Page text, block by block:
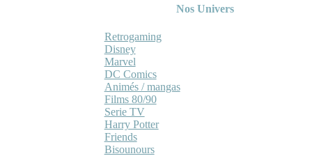
Nos Univers
Retrogaming
Disney
Marvel
DC Comics
Animés / mangas
Films 80/90
Serie TV
Harry Potter
Friends
Bisounours